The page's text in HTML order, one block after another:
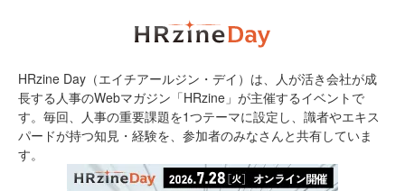
HRzine Day（エイチアールジン・デイ）は、人が活き会社が成
長する人事のWebマガジン「HRzine」が主催するイベントで
す。毎回、人事の重要課題を1つテーマに設定し、識者やエキス
パードが持つ知見・経験を、参加者のみなさんと共有していま
す。